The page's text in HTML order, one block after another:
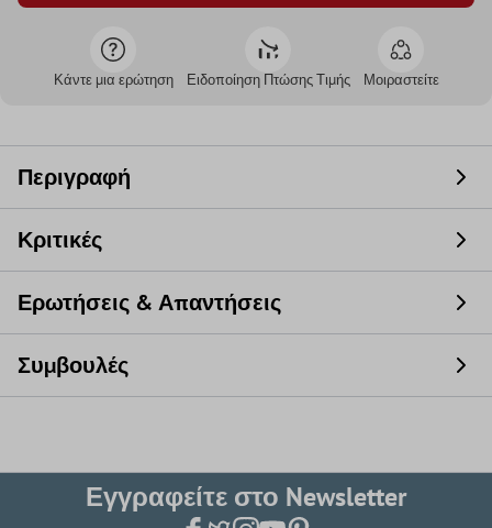
Κάντε μια ερώτηση Ειδοποίηση Πτώσης Τιμής Μοιραστείτε
Περιγραφή
Κριτικές
Ερωτήσεις & Απαντήσεις
Συμβουλές
Εγγραφείτε στο Newsletter